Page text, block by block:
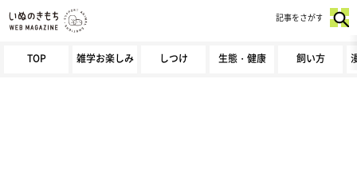
TOP 雑学お楽しみ しつけ 生態・健康 飼い方
記事をさがす